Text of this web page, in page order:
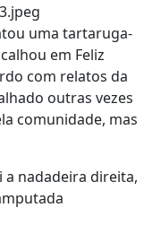
uma tartaruga-
em Feliz
com relatos da
outras vezes
comunidade, mas
nadadeira direita,